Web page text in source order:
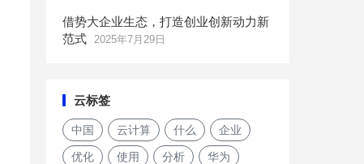
借势大企业生态，打造创业创新动力新
范式 2025年7月29日
云标签
中国 云计算 什么 企业
优化 使用 分析 华为